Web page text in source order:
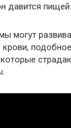
давится пищей.
могут